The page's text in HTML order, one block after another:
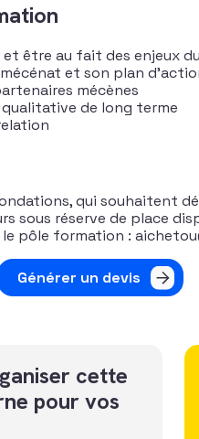
être au fait des enjeux
et son plan
mécènes
de long terme
qui souhaitent
sous réserve de place
pôle formation :
entreprises
Générer un devis
cette
pour vos